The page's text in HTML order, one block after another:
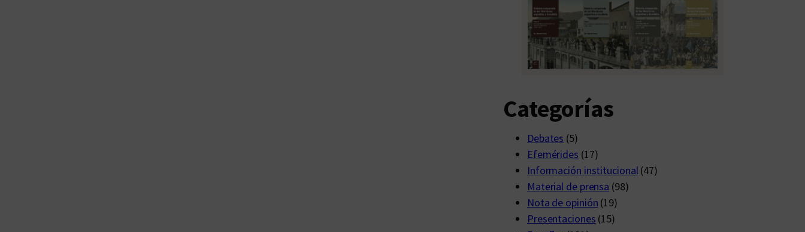
Categorías
Debates (5)
Efemérides (17)
Información institucional(47)
Material de prensa (98)
Nota de opinión (19)
Presentaciones (15)